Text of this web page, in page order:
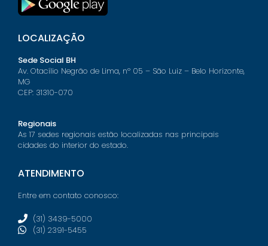
LOCALIZAÇÃO
Sede Social BH
Av. Otacílio Negrão de Lima, nº 05 – São Luiz – Belo Horizonte,
MG
CEP: 31310-070
Regionais
As 17 sedes regionais estão localizadas nas principais
cidades do interior do estado.
ATENDIMENTO
Entre em contato conosco:
(31) 3439-5000
(31) 2391-5455